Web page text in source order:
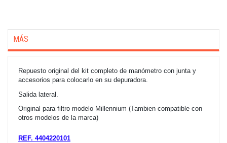
MÁS
Repuesto original del kit completo de manómetro con junta y
accesorios para colocarlo en su depuradora.
Salida lateral.
Original para filtro modelo Millennium (Tambien compatible con
otros modelos de la marca)
REF. 4404220101